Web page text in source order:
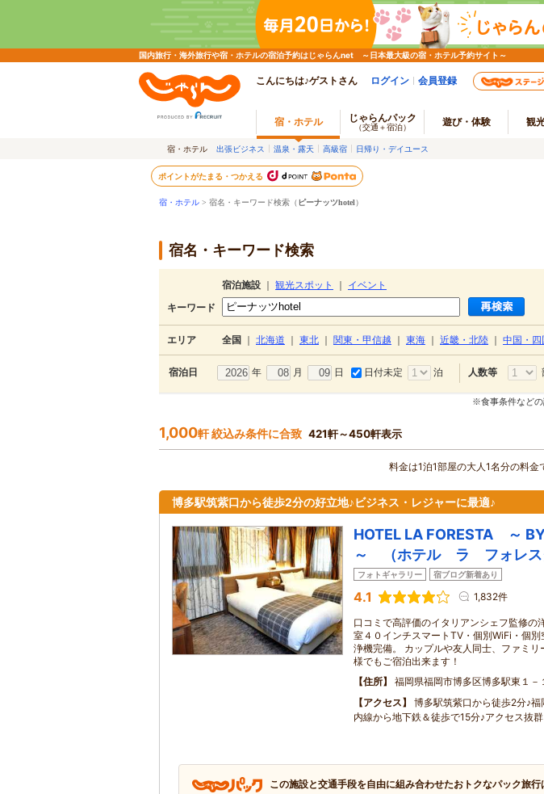
国内旅行・海外旅行や宿・ホテルの宿泊予約はじゃらんnet ～日本最大級の宿・ホテル予約サイト～
こんにちは♪ゲストさん ログイン 会員登録
宿・ホテル じゃらんパック
（交通＋宿泊） 遊び・体験 観
宿・ホテル 出張ビジネス 温泉・露天 高級宿 日帰り・デイユース
ポイントがたまる・つかえる
宿・ホテル > 宿名・キーワード検索（ ピーナッツhotel）
宿名・キーワード検索
宿泊施設 観光スポット
イベント
キーワード
エリア 全国 北海道 東北 関東・甲信越 東海 近畿・北陸 中国・四
宿泊日 年 月 日 日付未定 泊 人数等
※食事条件などの
1,000軒 絞込み条件に合致 421軒～450軒表示
料金は1泊1部屋の大人1名分の料金
博多駅筑紫口から徒歩2分の好立地♪ビジネス・レジャーに最適♪
HOTEL LA FORESTA ～
～ （ホテル ラ フォレス
フォトギャラリー 宿ブログ新着あり
4.1 1,832件
口コミで高評価のイタリアンシェフ監修の
室４０インチスマートTV・個別WiFi・個
浄機完備。 カップルや友人同士、ファミリ
様でもご宿泊出来ます！
住所
福岡県福岡市博多区博多駅東１－
アクセス
博多駅筑紫口から徒歩2分♪福
内線から地下鉄＆徒歩で15分♪アクセス抜群
この施設と交通手段を自由に組み合わせたおトクなパック旅行